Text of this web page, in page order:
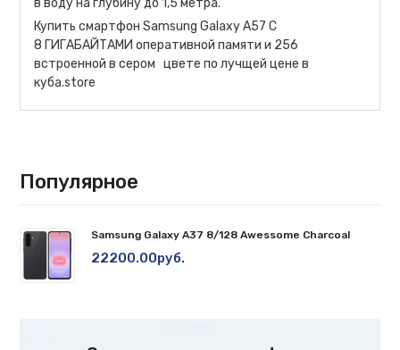
Купить смартфон Samsung Galaxy A57 С
8 ГИГАБАЙТАМИ оперативной памяти и 256
встроенной в сером цвете по лучщей цене в
куба.store
Популярное
Samsung Galaxy A37 8/128 Awessome Charcoal
22200.00руб.